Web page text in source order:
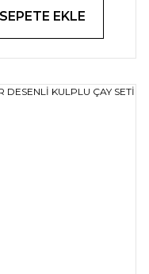
SEPETE EKLE